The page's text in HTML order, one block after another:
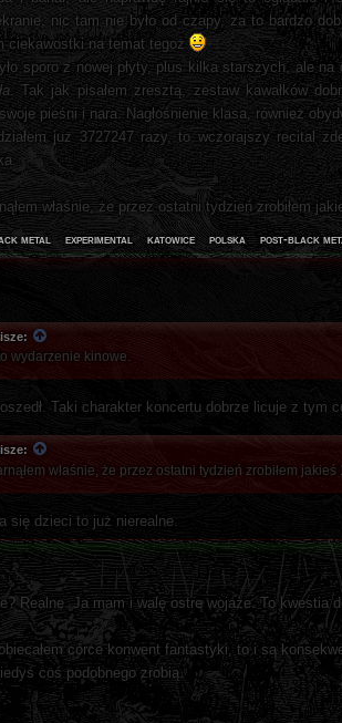
nic tam nie było od czapy, za to bardzo
ciekawostki na temat tegoż
sporo z nowej płyty, plus kilka starszych, ale
. Tak jak pisałem zresztą, zestaw kawałków
pieśni i nara. Nagłośnienie klasa, również
już 3727247 razy, to wczorajszy recital
właśnie, że przez ostatni tydzień zrobiłem
metal experimental katowice polska post-black
wydarzenie kinowe.
Taki charakter koncertu dobrze licuje z tym
właśnie, że przez ostatni tydzień zrobiłem
się dzieci to już nierealne.
Realne. Ja mam i walę ostre wojaże. To kwestia
córce konwent fantastyki, to i są
coś podobnego zrobią.